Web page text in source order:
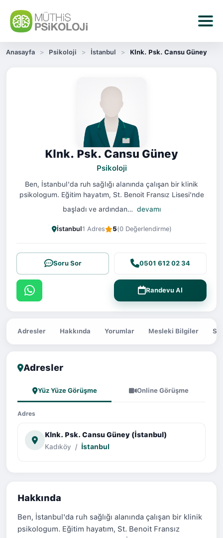
Anasayfa Psikoloji İstanbul Klnk. Psk. Cansu Güney
Klnk. Psk. Cansu Güney
Psikoloji
Ben, İstanbul'da ruh sağlığı alanında çalışan bir klinik
psikologum. Eğitim hayatım, St. Benoit Fransız Lisesi'nde
başladı ve ardından… devamı
İstanbul1 Adres 5(0 Değerlendirme)
Soru Sor 0501 612 02 34
Randevu Al
Adresler Hakkında Yorumlar Mesleki Bilgiler
Adresler
Yüz Yüze Görüşme Online Görüşme
Adres
Klnk. Psk. Cansu Güney (İstanbul)
Kadıköy
/ İstanbul
Hakkında
Ben, İstanbul'da ruh sağlığı alanında çalışan bir klinik
psikologum. Eğitim hayatım, St. Benoit Fransız